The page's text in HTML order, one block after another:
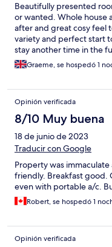
Beautifully presented
or wanted. Whole house
after and great cosy feel
variety and perfect start
stay another time in the
Graeme, se hospedó 1
Opinión verificada
8/10 Muy buena
18 de junio de 2023
Traducir con Google
Property was
friendly. Breakfast good.
even with portable a/c.
Robert, se hospedó 1
Opinión verificada